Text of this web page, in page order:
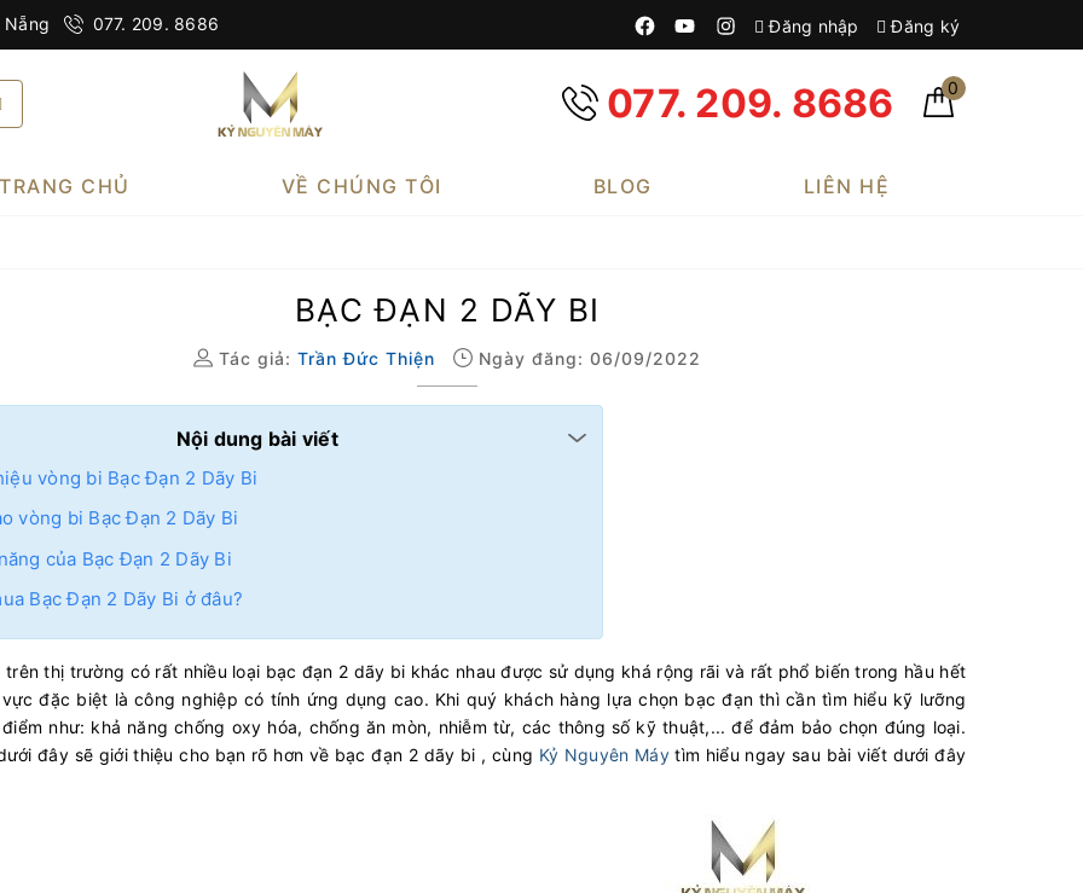
Nẵng 077. 209. 8686 Đăng nhập Đăng ký
077. 209. 8686 0
TRANG CHỦ VỀ CHÚNG TÔI BLOG LIÊN HỆ
BẠC ĐẠN 2 DÃY BI
Tác giả:Trần Đức Thiện Ngày đăng: 06/09/2022
Nội dung bài viết
vòng bi Bạc Đạn 2 Dãy Bi
vòng bi Bạc Đạn 2 Dãy Bi
của Bạc Đạn 2 Dãy Bi
Bạc Đạn 2 Dãy Bi ở đâu?
trên thị trường có rất nhiều loại bạc đạn 2 dãy bi khác nhau được sử dụng khá rộng rãi và rất phổ biến trong hầu hết
đặc biệt là công nghiệp có tính ứng dụng cao. Khi quý khách hàng lựa chọn bạc đạn thì cần tìm hiểu kỹ lưỡng
như: khả năng chống oxy hóa, chống ăn mòn, nhiễm từ, các thông số kỹ thuật,... để đảm bảo chọn đúng loại.
đây sẽ giới thiệu cho bạn rõ hơn về bạc đạn 2 dãy bi , cùng Kỷ Nguyên Máytìm hiểu ngay sau bài viết dưới đây